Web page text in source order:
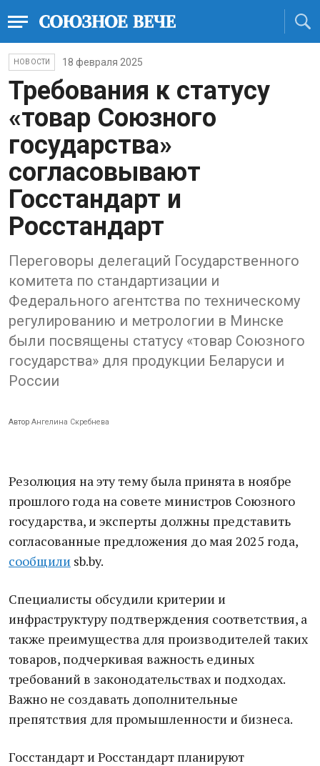
НОВОСТИ 18 февраля 2025
Требования к статусу
«товар Союзного
государства»
согласовывают
Госстандарт и
Росстандарт
Переговоры делегаций Государственного
комитета по стандартизации и
Федерального агентства по техническому
регулированию и метрологии в Минске
были посвящены статусу «товар Союзного
государства» для продукции Беларуси и
России
Автор Ангелина Скребнева
Резолюция на эту тему была принята в ноябре
прошлого года на совете министров Союзного
государства, и эксперты должны представить
согласованные предложения до мая 2025 года,
сообщили sb.by.
Специалисты обсудили критерии и
инфраструктуру подтверждения соответствия, а
также преимущества для производителей таких
товаров, подчеркивая важность единых
требований в законодательствах и подходах.
Важно не создавать дополнительные
препятствия для промышленности и бизнеса.
Госстандарт и Росстандарт планируют